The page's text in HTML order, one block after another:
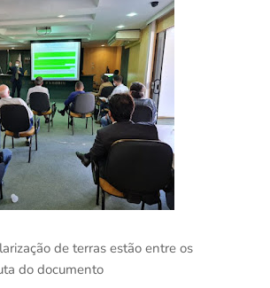
de terras estão entre os
do documento